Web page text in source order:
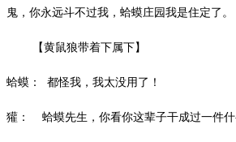
鬼，你永远斗不过我，蛤蟆庄园我是住定了。
【黄鼠狼带着下属下】
蛤蟆： 都怪我，我太没用了！
獾： 蛤蟆先生，你看你这辈子干成过一件